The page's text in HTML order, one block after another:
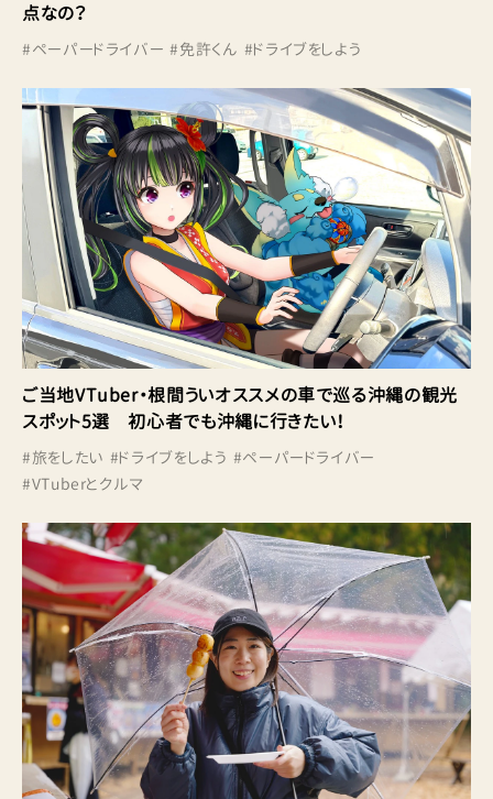
点なの？
#ペーパードライバー #免許くん #ドライブをしよう
ご当地VTuber・根間ういオススメの車で巡る沖縄の観光
スポット5選 初心者でも沖縄に行きたい！
#旅をしたい #ドライブをしよう #ペーパードライバー
#VTuberとクルマ